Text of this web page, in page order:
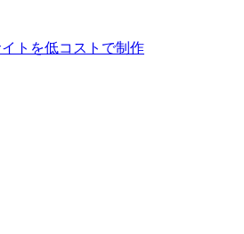
トを低コストで制作